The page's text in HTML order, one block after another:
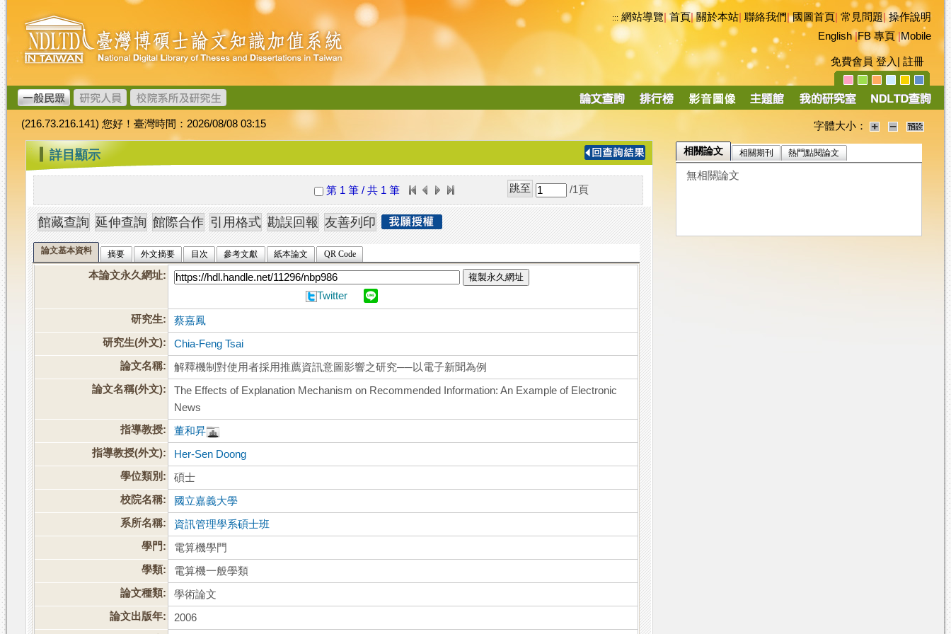
跳
到
主
要
內
容
臺
灣
博
碩
士
論
文
加
值
系
統
::: 網站導覽|首頁|關於本站 聯絡我們|國圖首頁 常見問題|操作說明
English|FB 專頁|Mobile
免費會員 登入 註冊
導
(216.73.216.141) 您好！臺灣時間：2026/08/08 03:15 字體大小：
::: 詳目顯示
第 1 筆 / 共 1 筆 /1 頁
論文基本資料 摘要 外文摘要 目次 參考文獻 紙本論文 QR Code
本論文永久網址: 複製永久網址
Twitter
研究生:
蔡嘉鳳
研究生(外文):
Chia-Feng Tsai
論文名稱:
解釋機制對使用者採用推薦資訊意圖影響之研究──以電子新聞為例
論文名稱(外文):
The Effects of Explanation Mechanism on Recommended Information: An Example of Electronic
News
指導教授:
董和昇
指導教授(外文):
Her-Sen Doong
學位類別:
碩士
校院名稱:
國立嘉義大學
系所名稱:
資訊管理學系碩士班
學門:
電算機學門
學類:
電算機一般學類
論文種類:
學術論文
論文出版年:
2006
相關論文 相關期刊 熱門點閱論文
無相關論文